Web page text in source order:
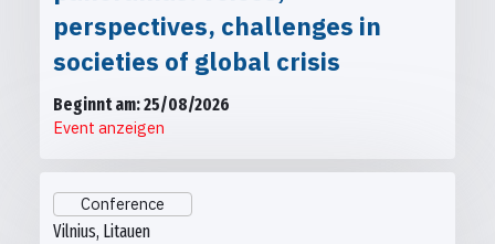
perspectives, challenges in
societies of global crisis
Beginnt am: 25/08/2026
Event anzeigen
Conference
Vilnius, Litauen